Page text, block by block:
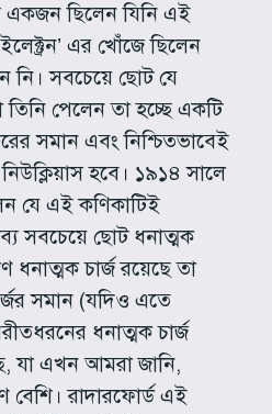
একজন ছিলেন যিনি এই
এর খোঁজে ছিলেন
নি। সবচেয়ে ছোট যে
তিনি পেলেন তা হচ্ছে একটি
সমান এবং নিশ্চিতভাবেই
হবে। ১৯১৪ সালে
যে এই কণিকাটিই
সবচেয়ে ছোট ধনাত্মক
ধনাত্মক চার্জ রয়েছে তা
সমান (যদিও এতে
ধনাত্মক চার্জ
যা এখন আমরা জানি,
বেশি। রাদারফোর্ড এই